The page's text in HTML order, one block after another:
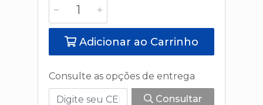
Adicionar ao Carrinho
Consulte as opções de entrega
Consultar